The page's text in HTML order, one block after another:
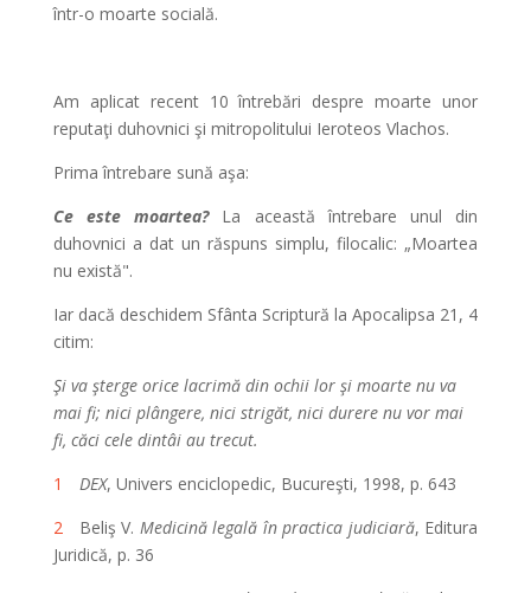
într-o moarte socială.
Am aplicat recent 10 întrebări despre moarte unor
reputaţi duhovnici şi mitropolitului Ieroteos Vlachos.
Prima întrebare sună aşa:
Ce este moartea?La această întrebare unul din
duhovnici a dat un răspuns simplu, filocalic: „Moartea
nu există".
Iar dacă deschidem Sfânta Scriptură la Apocalipsa 21, 4
citim:
Şi va şterge orice lacrimă din ochii lor şi moarte nu va
mai fi; nici plângere, nici strigăt, nici durere nu vor mai
fi, căci cele dintâi au trecut.
1
DEX, Univers enciclopedic, Bucureşti, 1998, p. 643
2Beliş V. Medicină legală în practica judiciară, Editura
Juridică, p. 36